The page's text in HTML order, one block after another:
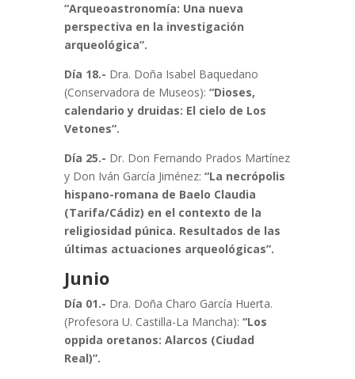
“Arqueoastronomía: Una nueva
perspectiva en la investigación
arqueológica”.
Día 18.- Dra. Doña Isabel Baquedano
(Conservadora de Museos): “Dioses,
calendario y druidas: El cielo de Los
Vetones”.
Día 25.- Dr. Don Fernando Prados Martínez
y Don Iván García Jiménez: “La necrópolis
hispano-romana de Baelo Claudia
(Tarifa/Cádiz) en el contexto de la
religiosidad púnica. Resultados de las
últimas actuaciones arqueológicas”.
Junio
Día 01.- Dra. Doña Charo García Huerta.
(Profesora U. Castilla-La Mancha): “Los
oppida oretanos: Alarcos (Ciudad
Real)”.